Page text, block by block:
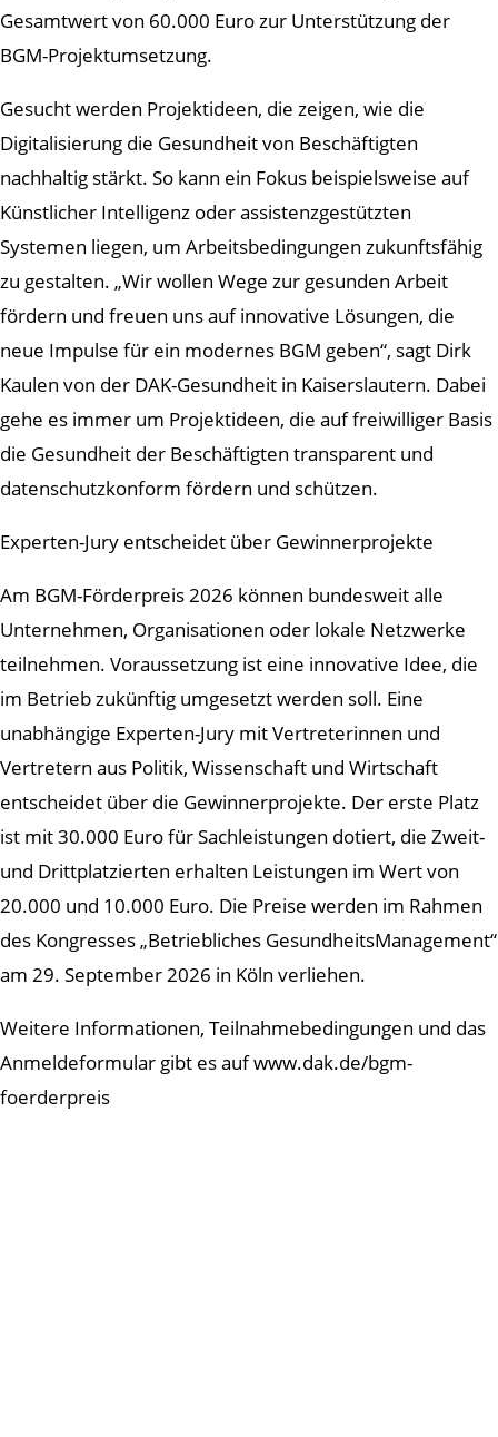
Gesamtwert von 60.000 Euro zur Unterstützung der
BGM-Projektumsetzung.
Gesucht werden Projektideen, die zeigen, wie die
Digitalisierung die Gesundheit von Beschäftigten
nachhaltig stärkt. So kann ein Fokus beispielsweise auf
Künstlicher Intelligenz oder assistenzgestützten
Systemen liegen, um Arbeitsbedingungen zukunftsfähig
zu gestalten. „Wir wollen Wege zur gesunden Arbeit
fördern und freuen uns auf innovative Lösungen, die
neue Impulse für ein modernes BGM geben“, sagt Dirk
Kaulen von der DAK-Gesundheit in Kaiserslautern. Dabei
gehe es immer um Projektideen, die auf freiwilliger Basis
die Gesundheit der Beschäftigten transparent und
datenschutzkonform fördern und schützen.
Experten-Jury entscheidet über Gewinnerprojekte
Am BGM-Förderpreis 2026 können bundesweit alle
Unternehmen, Organisationen oder lokale Netzwerke
teilnehmen. Voraussetzung ist eine innovative Idee, die
im Betrieb zukünftig umgesetzt werden soll. Eine
unabhängige Experten-Jury mit Vertreterinnen und
Vertretern aus Politik, Wissenschaft und Wirtschaft
entscheidet über die Gewinnerprojekte. Der erste Platz
ist mit 30.000 Euro für Sachleistungen dotiert, die Zweit-
und Drittplatzierten erhalten Leistungen im Wert von
20.000 und 10.000 Euro. Die Preise werden im Rahmen
des Kongresses „Betriebliches GesundheitsManagement“
am 29. September 2026 in Köln verliehen.
Weitere Informationen, Teilnahmebedingungen und das
Anmeldeformular gibt es auf www.dak.de/bgm-
foerderpreis